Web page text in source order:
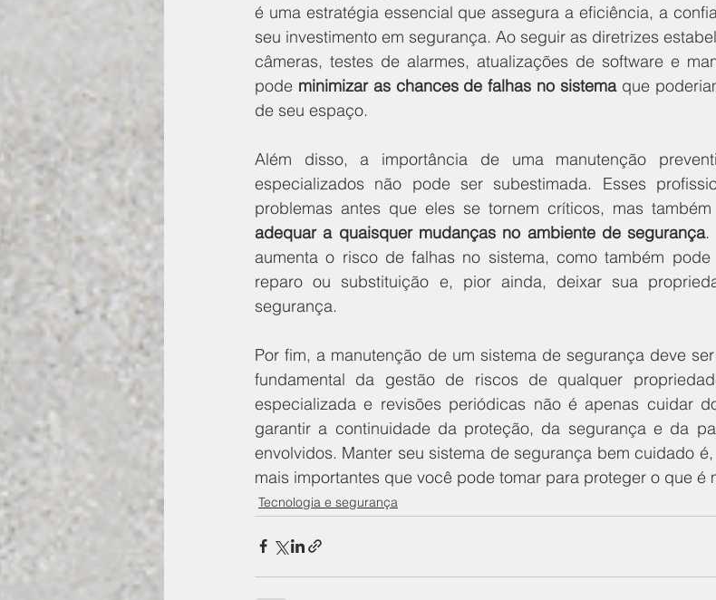
é uma estratégia essencial que assegura a eficiência, a
seu investimento em segurança. Ao seguir as diretrizes
câmeras, testes de alarmes, atualizações de software e
pode minimizar as chances de falhas no sistema que
de seu espaço.
Além disso, a importância de uma manutenção
especializados não pode ser subestimada. Esses
problemas antes que eles se tornem críticos, mas também
adequar a quaisquer mudanças no ambiente de segurança.
aumenta o risco de falhas no sistema, como também
reparo ou substituição e, pior ainda, deixar sua
segurança.
Por fim, a manutenção de um sistema de segurança deve
fundamental da gestão de riscos de qualquer
especializada e revisões periódicas não é apenas cuidar
garantir a continuidade da proteção, da segurança e da
envolvidos. Manter seu sistema de segurança bem cuidado
mais importantes que você pode tomar para proteger o que é
Tecnologia e segurança